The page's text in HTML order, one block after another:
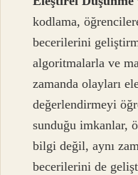
kodlama,
becerilerini
algoritmalarla ve
zamanda olayları
değerlendirmeyi
sunduğu imkanlar,
bilgi değil, aynı
becerilerini de